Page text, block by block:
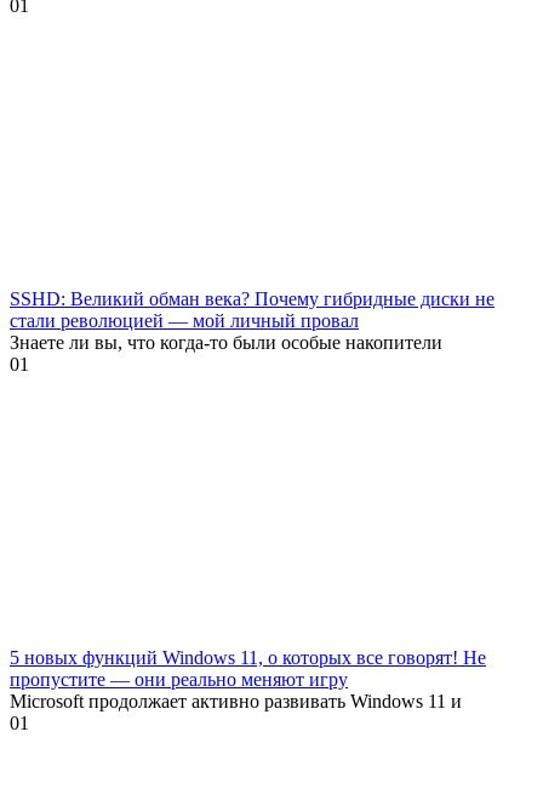
01
SSHD: Великий обман века? Почему гибридные диски не
стали революцией — мой личный провал
Знаете ли вы, что когда-то были особые накопители
01
5 новых функций Windows 11, о которых все говорят! Не
пропустите — они реально меняют игру
Microsoft продолжает активно развивать Windows 11 и
01